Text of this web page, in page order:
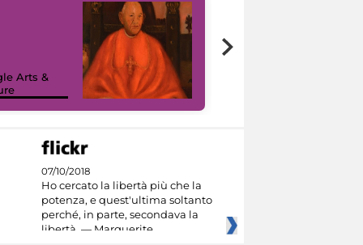
Arts &
07/10/2018
Ho cercato la libertà più che la
potenza, e quest'ultima soltanto
perché, in parte, secondava la
libertà. — Marguerite